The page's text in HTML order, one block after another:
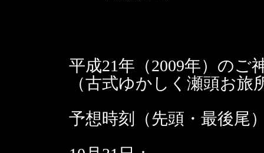
平成21年（2009年）の
（古式ゆかしく瀬頭お旅
予想時刻（先頭・最後尾